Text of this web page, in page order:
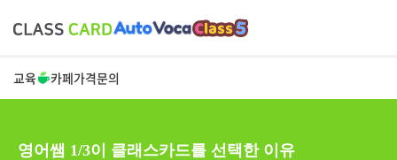
교육 카페가격문의
영어쌤 1/3이 클래스카드를 선택한 이유